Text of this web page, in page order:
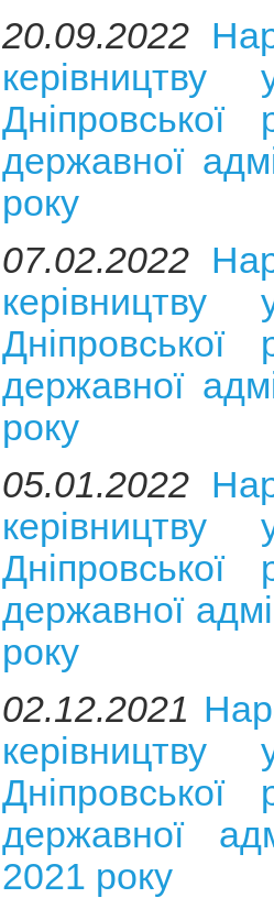
20.09.2022
керівництву
державної
року
07.02.2022
керівництву
державної
року
05.01.2022
керівництву
державної
року
02.12.2021
керівництву
державної
2021 року